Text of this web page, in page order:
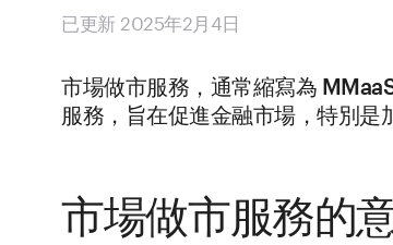
已更新 2025年2月4日
市場做市服務，通常縮寫為
服務，旨在促進金融市場，特別是
市場做市服務的